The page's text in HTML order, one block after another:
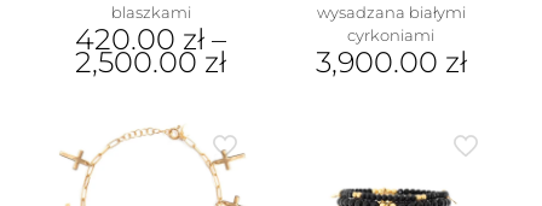
blaszkami
420.00 zł –
2,500.00 zł
ma
wariantów.
wysadzana białymi
cyrkoniami
3,900.00 zł